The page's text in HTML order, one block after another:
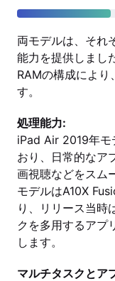
両モデルは、それ
能力を提供しまし
RAMの構成により
す。
処理能力:
iPad Air 2019年モ
おり、日常的なア
画視聴などをスム
モデルはA10X
り、リリース当時
クを多用するアプ
します。
マルチタスクとア